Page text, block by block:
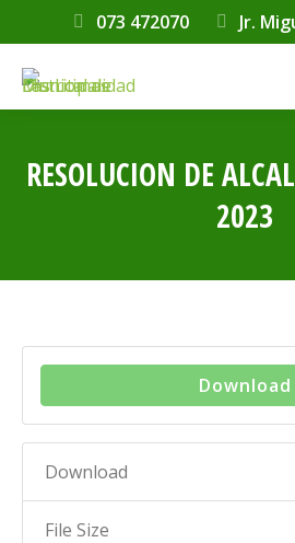
073 472070 Jr.
RESOLUCION DE
2023
Download
Download
File Size